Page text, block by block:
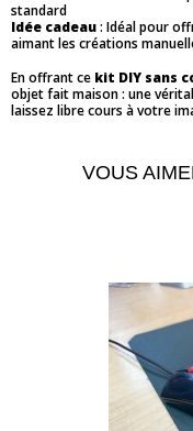
standard
Idée cadeau: Idéal pour
aimant les créations
En offrant ce kit DIY sans
objet fait maison : une
laissez libre cours à votre
VOUS